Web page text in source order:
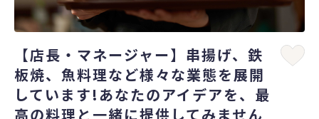
【店長・マネージャー】串揚げ、鉄
板焼、魚料理など様々な業態を展開
しています!あなたのアイデアを、最
高の料理と一緒に提供してみません